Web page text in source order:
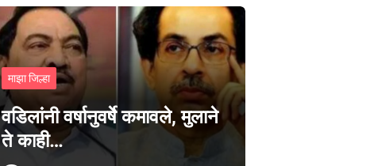
माझा जिल्हा
वडिलांनी वर्षानुवर्षे कमावले, मुलाने
ते काही…